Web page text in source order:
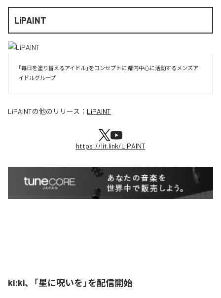
LiPAINT
「毎日を塗り替えるアイドル」をコンセプトに 都内中心に活動するメンズア
イドルグループ
LiPAINTの他のリリース： LiPAINT
https://lit.link/LiPAINT
ki:ki、「星に呪いを」を配信開始